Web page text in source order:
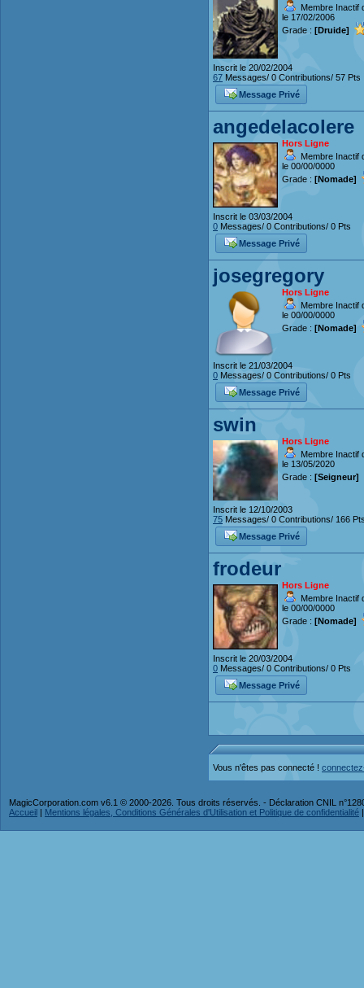
Membre Inactif
le 17/02/2006
Grade : [Druide]
Inscrit le 20/02/2004
67 Messages/ 0 Contributions/ 57 Pts
Message Privé
angedelacolere
Hors Ligne
Membre Inactif
le 00/00/0000
Grade : [Nomade]
Inscrit le 03/03/2004
0 Messages/ 0 Contributions/ 0 Pts
Message Privé
josegregory
Hors Ligne
Membre Inactif
le 00/00/0000
Grade : [Nomade]
Inscrit le 21/03/2004
0 Messages/ 0 Contributions/ 0 Pts
Message Privé
swin
Hors Ligne
Membre Inactif
le 13/05/2020
Grade : [Seigneur]
Inscrit le 12/10/2003
75 Messages/ 0 Contributions/ 166
Message Privé
frodeur
Hors Ligne
Membre Inactif
le 00/00/0000
Grade : [Nomade]
Inscrit le 20/03/2004
0 Messages/ 0 Contributions/ 0 Pts
Message Privé
Vous n'êtes pas connecté !
MagicCorporation.com v6.1 © 2000-2026. Tous droits réservés. - Déclaration CNIL
Accueil | Mentions légales, Conditions Générales d'Utilisation et Politique de confidentialité